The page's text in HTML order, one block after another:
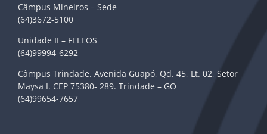
Câmpus Mineiros – Sede
(64)3672-5100
Unidade II – FELEOS
(64)99994-6292
Câmpus Trindade. Avenida Guapó, Qd. 45, Lt. 02, Setor
Maysa I. CEP 75380- 289. Trindade – GO
(64)99654-7657